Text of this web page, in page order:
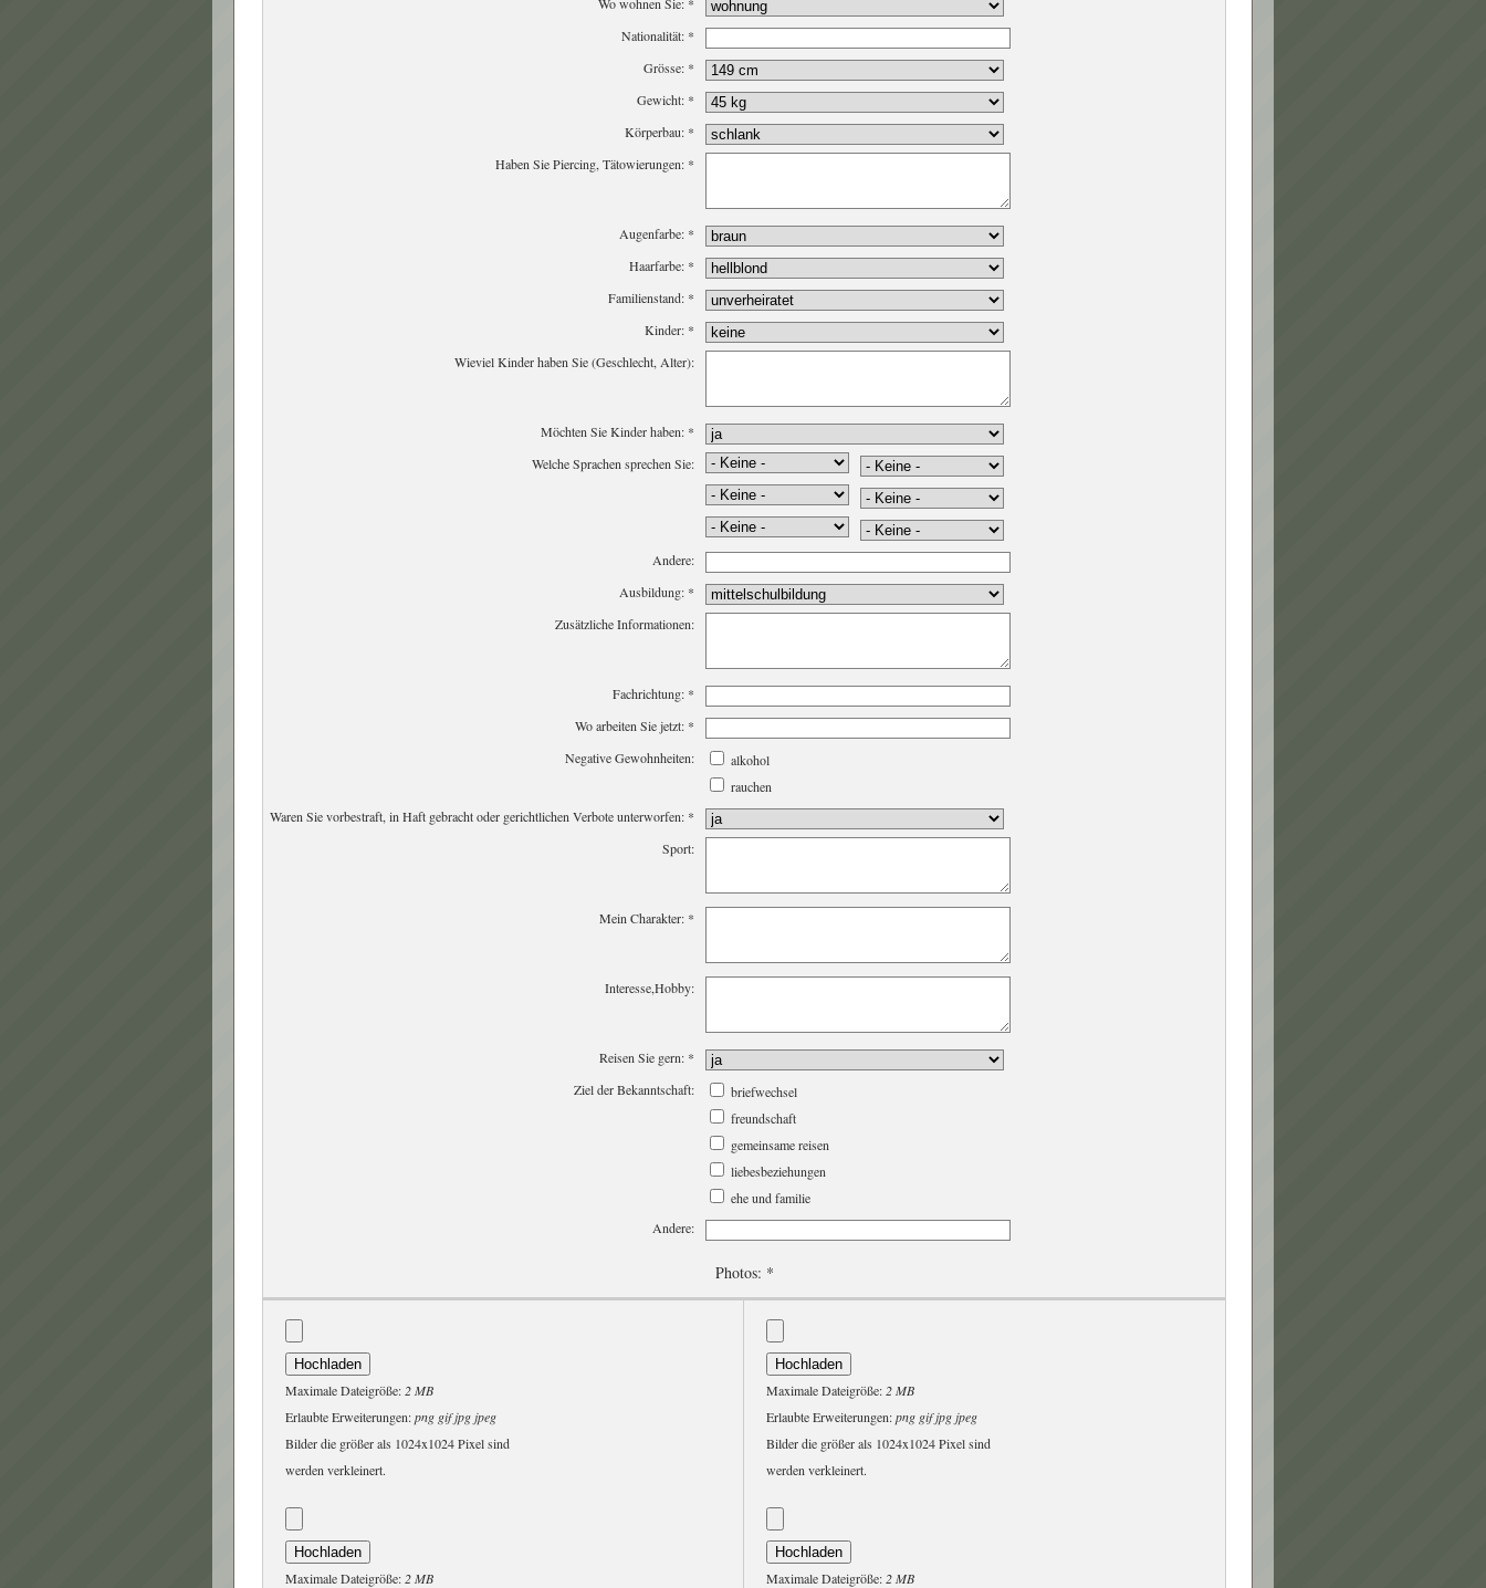
Nationalität: *
Grösse: *
Gewicht: *
Körperbau: *
Haben Sie Piercing, Tätowierungen: *
Augenfarbe: *
Haarfarbe: *
Familienstand: *
Kinder: *
Wieviel Kinder haben Sie (Geschlecht, Alter):
Möchten Sie Kinder haben: *
Welche Sprachen sprechen Sie:
Andere:
Ausbildung: *
Zusätzliche Informationen:
Fachrichtung: *
Wo arbeiten Sie jetzt: *
Negative Gewohnheiten:
alkohol
rauchen
Waren Sie vorbestraft, in Haft gebracht oder gerichtlichen Verbote unterworfen: *
Sport:
Mein Charakter: *
Interesse,Hobby:
Reisen Sie gern: *
Ziel der Bekanntschaft:
briefwechsel
freundschaft
gemeinsame reisen
liebesbeziehungen
ehe und familie
Andere:
Photos: *
Maximale Dateigröße: 2 MB
Erlaubte Erweiterungen:png gif jpg jpeg
Bilder die größer als 1024x1024 Pixel sind
werden verkleinert.
Maximale Dateigröße: 2 MB
Erlaubte Erweiterungen:png gif jpg jpeg
Bilder die größer als 1024x1024 Pixel sind
werden verkleinert.
Maximale Dateigröße: 2 MB
Maximale Dateigröße: 2 MB